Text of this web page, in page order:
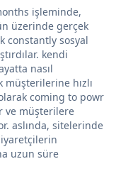
işleminde,
üzerinde gerçek
constantly sosyal
kendi
nasıl
hızlı
coming to powr
ve müşterilere
aslında, sitelerinde
uzun süre